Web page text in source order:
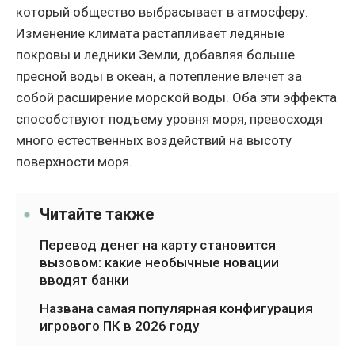
который общество выбрасывает в атмосферу.
Изменение климата растапливает ледяные
покровы и ледники Земли, добавляя больше
пресной воды в океан, а потепление влечет за
собой расширение морской воды. Оба эти эффекта
способствуют подъему уровня моря, превосходя
много естественных воздействий на высоту
поверхности моря.
Читайте также
Перевод денег на карту становится
вызовом: какие необычные новации
вводят банки
Названа самая популярная конфигурация
игрового ПК в 2026 году